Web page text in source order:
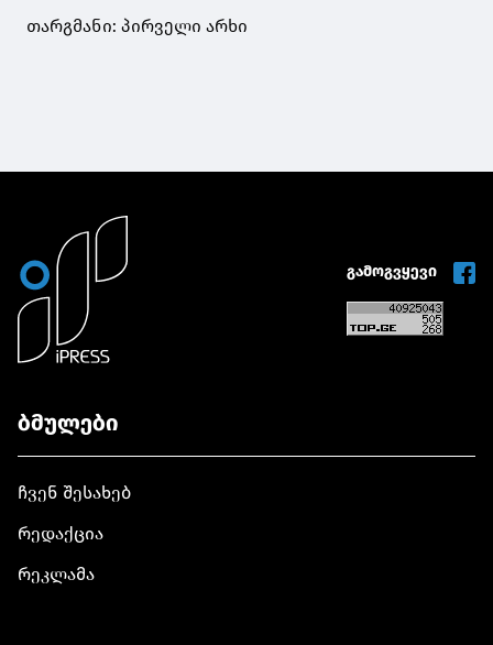
თარგმანი: პირველი არხი
გამოგვყევი
ბმულები
ჩვენ შესახებ
რედაქცია
რეკლამა